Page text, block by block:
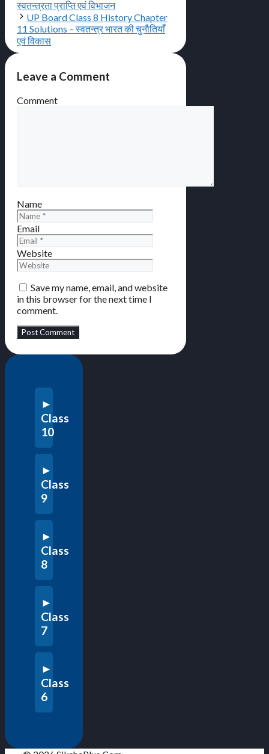
स्वतन्त्रता प्राप्ति एवं विभाजन
UP Board Class 8 History Chapter
11 Solutions – स्वतन्त्र भारत की चुनौतियाँ
एवं विकास
Leave a Comment
Comment
Name
Email
Website
Save my name, email, and website
in this browser for the next time I
comment.
Class
10
Class
9
Class
8
Class
7
Class
6